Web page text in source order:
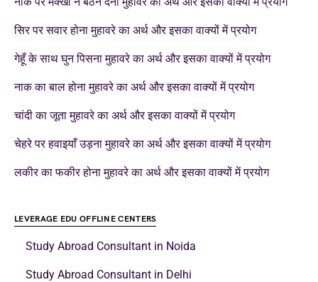
सिर पर सवार होना मुहावरे का अर्थ और इसका वाक्यों में प्रयोग
गेहूँ के साथ घुन पिसना मुहावरे का अर्थ और इसका वाक्यों में प्रयोग
नाक का बाल होना मुहावरे का अर्थ और इसका वाक्यों में प्रयोग
चांदी का जूता मुहावरे का अर्थ और इसका वाक्यों में प्रयोग
चेहरे पर हवाइयाँ उड़ना मुहावरे का अर्थ और इसका वाक्यों में प्रयोग
लकीर का फकीर होना मुहावरे का अर्थ और इसका वाक्यों में प्रयोग
LEVERAGE EDU OFFLINE CENTERS
Study Abroad Consultant in Noida
Study Abroad Consultant in Delhi